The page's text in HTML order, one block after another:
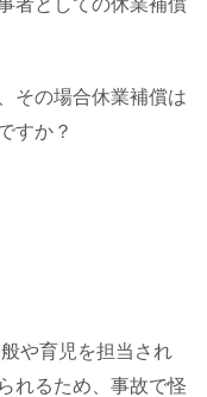
その場合休業補償は
すか？
般や育児を担当され
れるため、事故で怪